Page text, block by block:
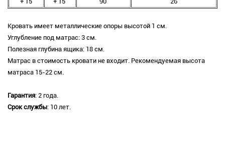
Кровать имеет металлические опоры высотой 1 см.
Углубление под матрас: 3 см.
Полезная глубина ящика: 18 см.
Матрас в стоимость кровати не входит. Рекомендуемая высота
матраса 15-22 см.
Гарантия: 2 года.
Срок службы: 10 лет.